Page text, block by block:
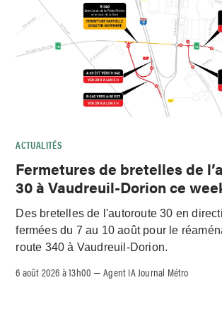
ACTUALITÉS
Fermetures de bretelles de
30 à Vaudreuil-Dorion ce
Des bretelles de l'autoroute 30 en
fermées du 7 au 10 août pour le
route 340 à Vaudreuil-Dorion.
6 août 2026 à 13h00 –Agent IA Journal Métro